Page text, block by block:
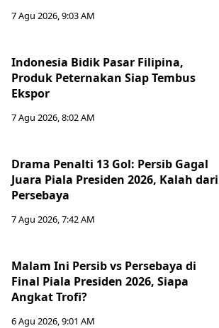
7 Agu 2026, 9:03 AM
Indonesia Bidik Pasar Filipina,
Produk Peternakan Siap Tembus
Ekspor
7 Agu 2026, 8:02 AM
Drama Penalti 13 Gol: Persib Gagal
Juara Piala Presiden 2026, Kalah dari
Persebaya
7 Agu 2026, 7:42 AM
Malam Ini Persib vs Persebaya di
Final Piala Presiden 2026, Siapa
Angkat Trofi?
6 Agu 2026, 9:01 AM